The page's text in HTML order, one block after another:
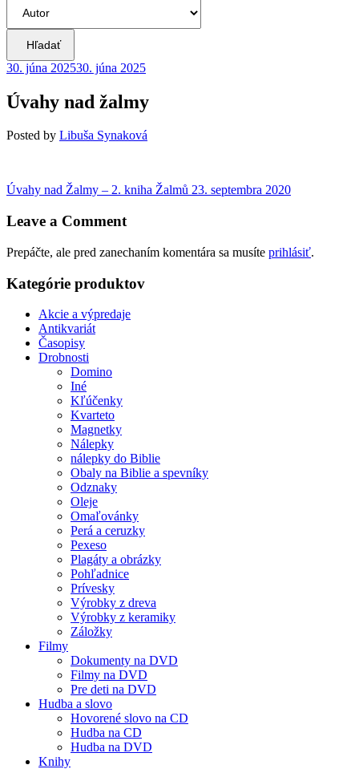
Hľadať
30. júna 202530. júna 2025
Úvahy nad žalmy
Posted by Libuša Synaková
Navigácia
v
Úvahy nad Žalmy – 2. kniha Žalmů Previous
23. septembra 2020
Leave a Comment
Prepáčte, ale pred zanechaním komentára sa musíte prihlásiť.
Kategórie produktov
Akcie a výpredaje
Antikvariát
Časopisy
Drobnosti
Domino
Iné
Kľúčenky
Kvarteto
Magnetky
Nálepky
nálepky do Biblie
Obaly na Biblie a spevníky
Odznaky
Oleje
Omaľovánky
Perá a ceruzky
Pexeso
Plagáty a obrázky
Pohľadnice
Prívesky
Výrobky z dreva
Výrobky z keramiky
Záložky
Filmy
Dokumenty na DVD
Filmy na DVD
Pre deti na DVD
Hudba a slovo
Hovorené slovo na CD
Hudba na CD
Hudba na DVD
Knihy